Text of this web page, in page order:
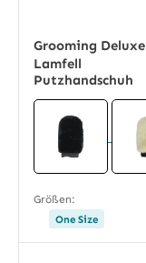
Grooming Deluxe
Lamfell
Putzhandschuh
Größen:
One Size